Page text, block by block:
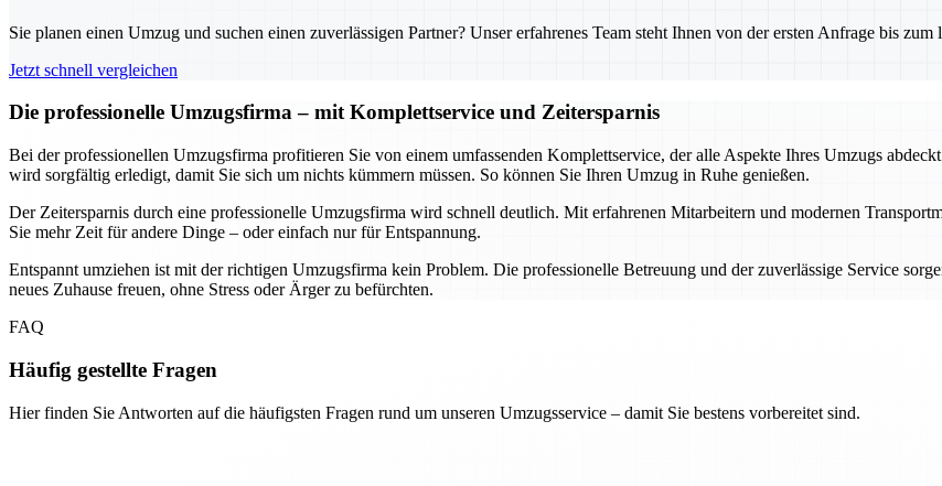
Sie planen einen Umzug und suchen einen zuverlässigen Partner? Unser erfahrenes Team steht Ihnen von der ersten Anfrage bis
Jetzt schnell vergleichen
Die professionelle Umzugsfirma – mit Komplettservice und Zeitersparnis
Bei der professionellen Umzugsfirma profitieren Sie von einem umfassenden Komplettservice, der alle Aspekte Ihres Umzugs
wird sorgfältig erledigt, damit Sie sich um nichts kümmern müssen. So können Sie Ihren Umzug in Ruhe genießen.
Der Zeitersparnis durch eine professionelle Umzugsfirma wird schnell deutlich. Mit erfahrenen Mitarbeitern und modernen
Sie mehr Zeit für andere Dinge – oder einfach nur für Entspannung.
Entspannt umziehen ist mit der richtigen Umzugsfirma kein Problem. Die professionelle Betreuung und der zuverlässige Service
neues Zuhause freuen, ohne Stress oder Ärger zu befürchten.
FAQ
Häufig gestellte Fragen
Hier finden Sie Antworten auf die häufigsten Fragen rund um unseren Umzugsservice – damit Sie bestens vorbereitet sind.